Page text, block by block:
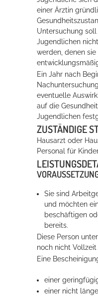
Konzerte, Tagungen und vieles mehr
Die Stadthalle Hockenheim
mehr dazu...
Spaß unter prickelnden
Wellenbecken oder doch
Sprudelliege im Solebecken?
mehr dazu...
einer Ärztin
Untersuchung
Jugendlichen
werden, denen
Ein Jahr nach
eventuelle
auf die
Jugendlichen
ZUSTÄNDIGE
Hausarzt oder
Personal für
Sie sind
und möchten
beschäftigen
bereits.
Diese Person
noch nicht
Eine
einer
einer nicht